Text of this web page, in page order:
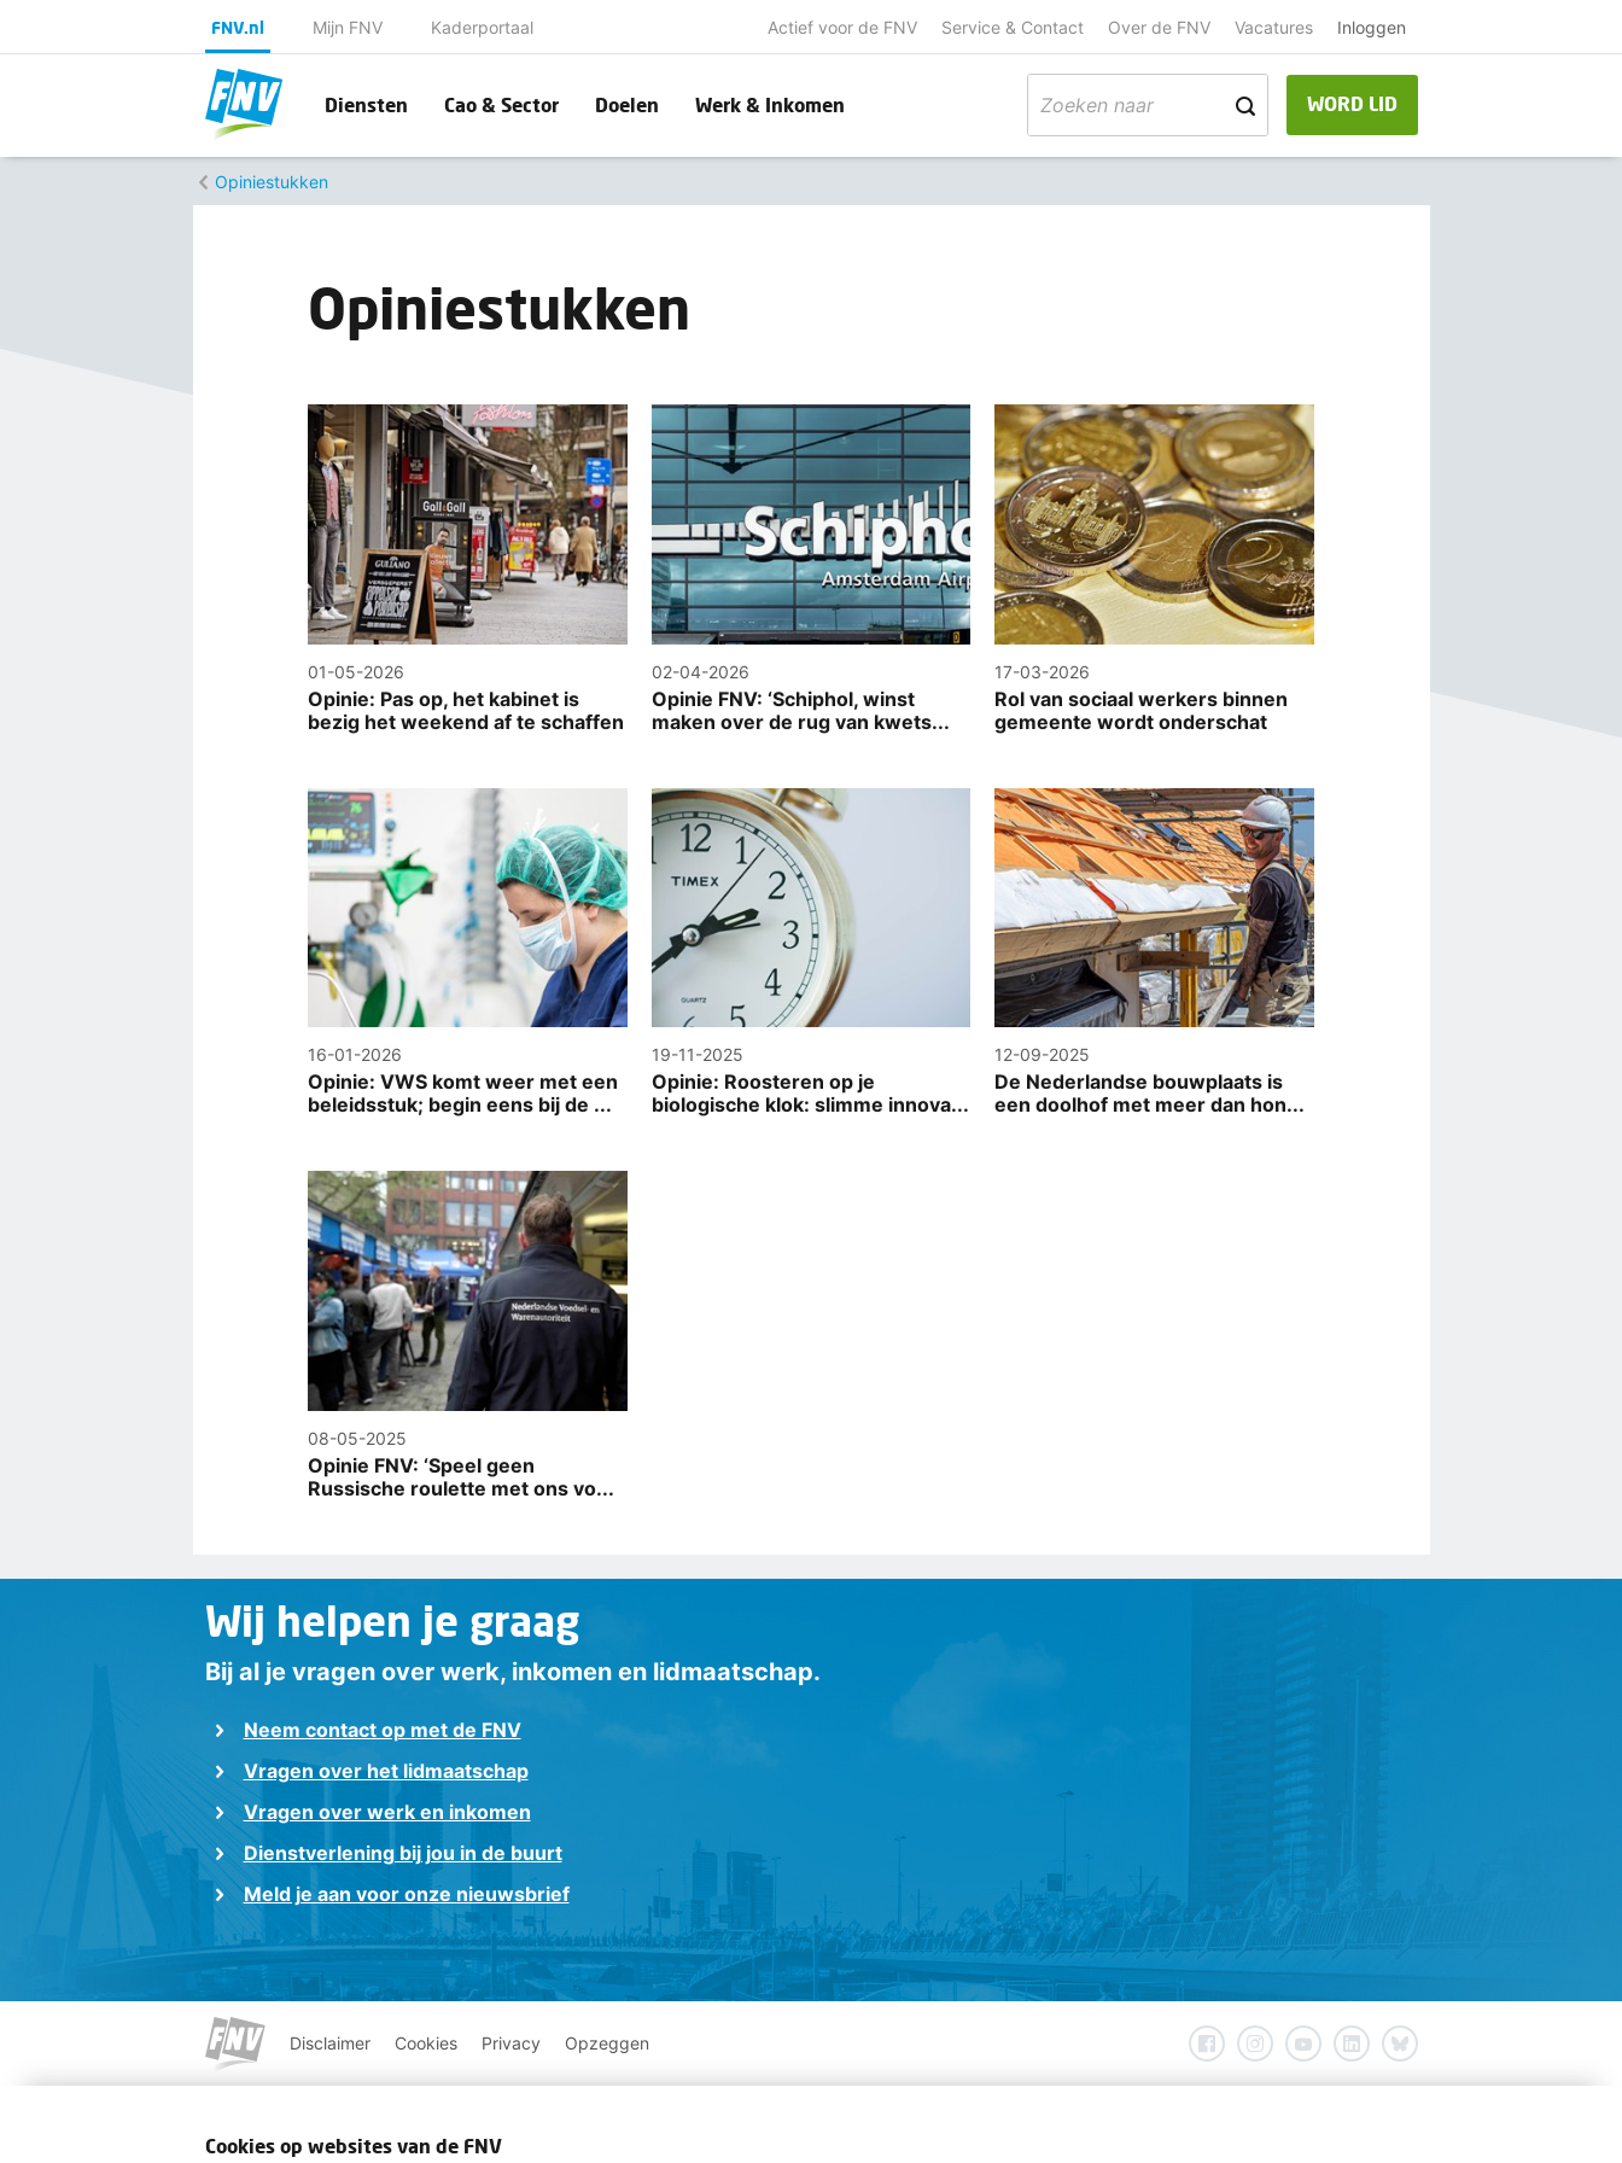
FNV.nl Mijn FNV Kaderportaal Actief voor de FNV Service & Contact Over de FNV Vacatures Inloggen
Diensten Cao & Sector Doelen Werk & Inkomen WORD LID
Opiniestukken
Opiniestukken
01-05-2026
Opinie: Pas op, het kabinet is
bezig het weekend af te schaffen
02-04-2026
Opinie FNV: ‘Schiphol, winst
maken over de rug van kwets...
17-03-2026
Rol van sociaal werkers binnen
gemeente wordt onderschat
16-01-2026
Opinie: VWS komt weer met een
beleidsstuk; begin eens bij de ...
19-11-2025
Opinie: Roosteren op je
biologische klok: slimme innova...
12-09-2025
De Nederlandse bouwplaats is
een doolhof met meer dan hon...
08-05-2025
Opinie FNV: ‘Speel geen
Russische roulette met ons vo...
Wij helpen je graag
Bij al je vragen over werk, inkomen en lidmaatschap.
Neem contact op met de FNV
Vragen over het lidmaatschap
Vragen over werk en inkomen
Dienstverlening bij jou in de buurt
Meld je aan voor onze nieuwsbrief
Disclaimer Cookies Privacy Opzeggen
Cookies op websites van de FNV